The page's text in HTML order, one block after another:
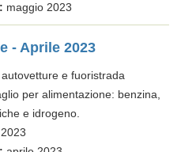
maggio 2023
- Aprile 2023
e fuoristrada
per alimentazione: benzina,
e idrogeno.